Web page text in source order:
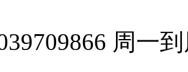
周一